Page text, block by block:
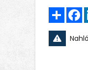
Sdílet